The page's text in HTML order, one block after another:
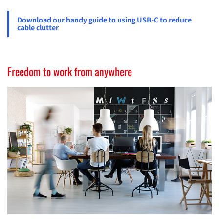
Download our handy guide to using USB-C to reduce
cable clutter
Freedom to work from anywhere